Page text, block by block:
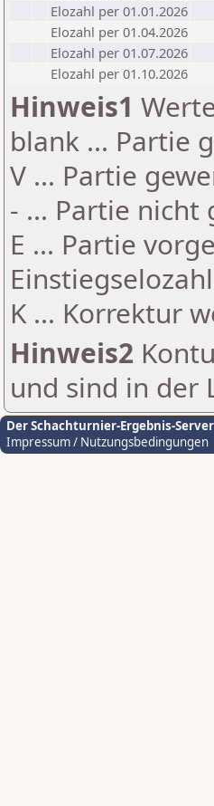
Elozahl per 01.01.2026
Elozahl per 01.04.2026
Elozahl per 01.07.2026
Elozahl per 01.10.2026
Hinweis1
blank ... Partie
V ... Partie
- ... Partie nicht
E ... Partie
K ... Korrektur
Hinweis2
und sind in der
Der Schachturnier-Ergebnis-Server
Impressum / Nutzungsbedingungen